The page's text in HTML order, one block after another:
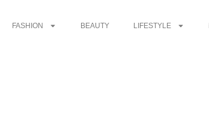
FASHION BEAUTY LIFESTYLE